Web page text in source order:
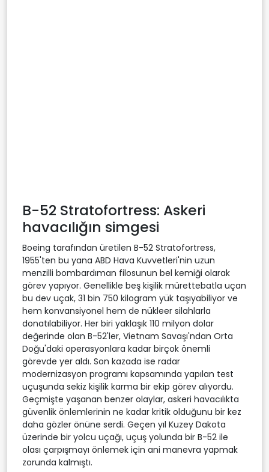
B-52 Stratofortress: Askeri
havacılığın simgesi
Boeing tarafından üretilen B-52 Stratofortress,
1955'ten bu yana ABD Hava Kuvvetleri'nin uzun
menzilli bombardıman filosunun bel kemiği olarak
görev yapıyor. Genellikle beş kişilik mürettebatla uçan
bu dev uçak, 31 bin 750 kilogram yük taşıyabiliyor ve
hem konvansiyonel hem de nükleer silahlarla
donatılabiliyor. Her biri yaklaşık 110 milyon dolar
değerinde olan B-52'ler, Vietnam Savaşı'ndan Orta
Doğu'daki operasyonlara kadar birçok önemli
görevde yer aldı. Son kazada ise radar
modernizasyon programı kapsamında yapılan test
uçuşunda sekiz kişilik karma bir ekip görev alıyordu.
Geçmişte yaşanan benzer olaylar, askeri havacılıkta
güvenlik önlemlerinin ne kadar kritik olduğunu bir kez
daha gözler önüne serdi. Geçen yıl Kuzey Dakota
üzerinde bir yolcu uçağı, uçuş yolunda bir B-52 ile
olası çarpışmayı önlemek için ani manevra yapmak
zorunda kalmıştı.